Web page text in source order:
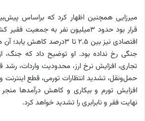
میرزایی همچنین اظهار کرد که براساس
قرار بود حدود ۳‌میلیون نفر به
اقتصادی نیز بین ۲.۵ تا ۳درصد
جنگی رخ نداده بود. او توضیح داد که
تجاری، افزایش نرخ ارز، محدودیت واردات،
حمل‌ونقل، تشدید انتظارات تورمی، قطع
افزایش تورم و بیکاری و کاهش درآمدها
نهایت فقر و نابرابری را تشدید خواهد کرد.